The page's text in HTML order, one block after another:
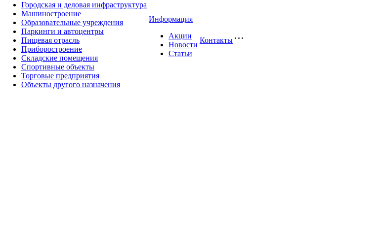
Городская и деловая инфраструктура
Машиностроение
Образовательные учреждения
Паркинги и автоцентры
Пищевая отрасль
Приборостроение
Складские помещения
Спортивные объекты
Торговые предприятия
Объекты другого назначения
Информация
Акции
Новости
Статьи
Контакты